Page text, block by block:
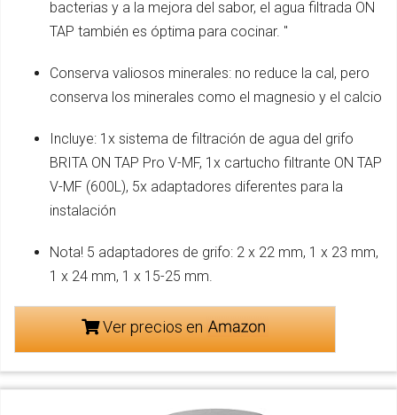
bacterias y a la mejora del sabor, el agua filtrada ON
TAP también es óptima para cocinar. "
Conserva valiosos minerales: no reduce la cal, pero
conserva los minerales como el magnesio y el calcio
Incluye: 1x sistema de filtración de agua del grifo
BRITA ON TAP Pro V-MF, 1x cartucho filtrante ON TAP
V-MF (600L), 5x adaptadores diferentes para la
instalación
Nota! 5 adaptadores de grifo: 2 x 22 mm, 1 x 23 mm,
1 x 24 mm, 1 x 15-25 mm.
Ver precios en